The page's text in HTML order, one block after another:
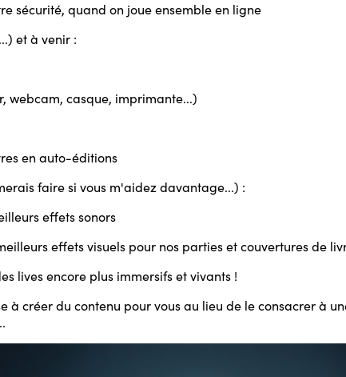
sécurité, quand on joue ensemble en ligne
et à venir :
casque, imprimante...)
en auto-éditions
faire si vous m'aidez davantage...) :
effets sonors
effets visuels pour nos parties et couvertures de
lives encore plus immersifs et vivants !
à créer du contenu pour vous au lieu de le consacrer à